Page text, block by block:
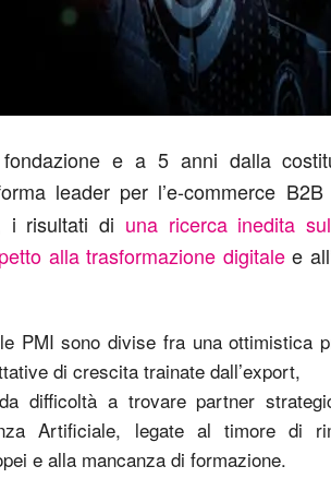
e a 5 anni dalla
leader per l’e-commerce
i risultati di una ricerca inedita
alla trasformazione digitalee
PMI sono divise fra una ottimistica
di crescita trainate dall’export,
difficoltà a trovare partner
Artificiale, legate al timore di
e alla mancanza di formazione.